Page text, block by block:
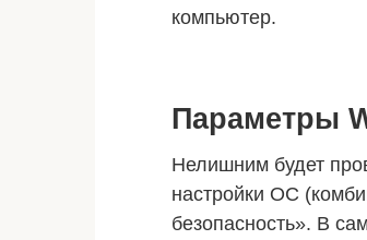
компьютер.
Параметры
Нелишним будет
настройки ОС
безопасность». В